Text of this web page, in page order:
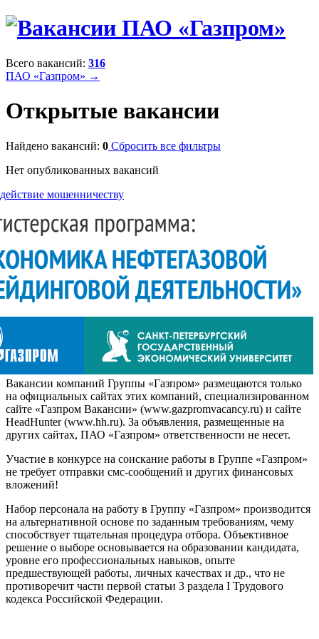
Всего вакансий: 316
ПАО «Газпром» →
Открытые вакансии
Найдено вакансий: 0 Сбросить все фильтры
Нет опубликованных вакансий
мошенничеству
Вакансии компаний Группы «Газпром» размещаются только
на официальных сайтах этих компаний, специализированном
сайте «Газпром Вакансии» (www.gazpromvacancy.ru) и сайте
HeadHunter (www.hh.ru). За объявления, размещенные на
других сайтах, ПАО «Газпром» ответственности не несет.
Участие в конкурсе на соискание работы в Группе «Газпром»
не требует отправки смс-сообщений и других финансовых
вложений!
Набор персонала на работу в Группу «Газпром» производится
на альтернативной основе по заданным требованиям, чему
способствует тщательная процедура отбора. Объективное
решение о выборе основывается на образовании кандидата,
уровне его профессиональных навыков, опыте
предшествующей работы, личных качествах и др., что не
противоречит части первой статьи 3 раздела I Трудового
кодекса Российской Федерации.